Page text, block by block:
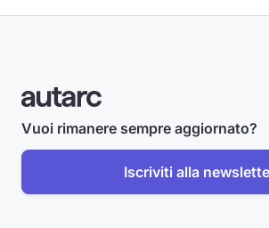
Vuoi rimanere sempre aggiornato?
Iscriviti alla